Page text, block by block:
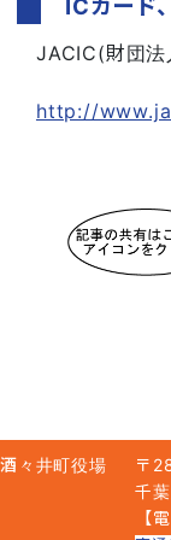
ICカード
JACIC(財団法
http://
酒々井町役場
〒
千
【